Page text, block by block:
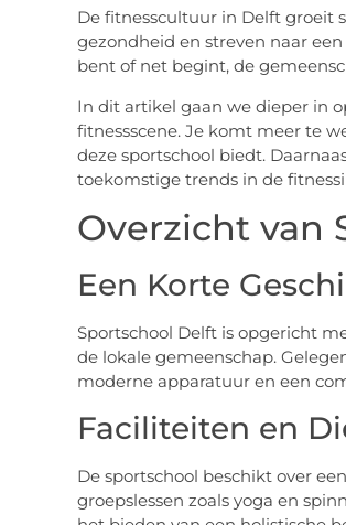
De fitnesscultuur in Delft groeit
gezondheid en streven naar
bent of net begint, de
In dit artikel gaan we dieper in
fitnessscene. Je komt meer te
deze sportschool biedt.
toekomstige trends in de
Overzicht van
Een Korte
Sportschool Delft is opgericht
de lokale gemeenschap.
moderne apparatuur en een
Faciliteiten en
De sportschool beschikt over
groepslessen zoals yoga en